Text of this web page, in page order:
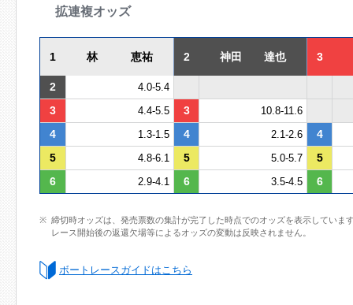
拡連複オッズ
1 林 恵祐 2 神田 達也 3
2 4.0-5.4
3 4.4-5.5 3 10.8-11.6
4 1.3-1.5 4 2.1-2.6
4
5
4.8-6.1 5 5.0-5.7
5
6
2.9-4.1 6 3.5-4.5 6
締切時オッズは、発売票数の集計が完了した時点でのオッズを表示していま
レース開始後の返還欠場等によるオッズの変動は反映されません。
ボートレースガイドはこちら